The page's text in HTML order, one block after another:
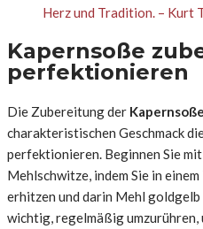
Herz und Tradition. – Kurt
Kapernsoße
perfektionieren
Die Zubereitung der Kapernsoße
charakteristischen Geschmack
perfektionieren. Beginnen Sie
Mehlschwitze, indem Sie in
erhitzen und darin Mehl
wichtig, regelmäßig umzurühren,